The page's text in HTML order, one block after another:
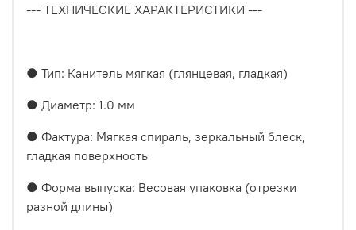
--- ТЕХНИЧЕСКИЕ ХАРАКТЕРИСТИКИ ---
● Тип: Канитель мягкая (глянцевая, гладкая)
● Диаметр: 1.0 мм
● Фактура: Мягкая спираль, зеркальный блеск,
гладкая поверхность
● Форма выпуска: Весовая упаковка (отрезки
разной длины)